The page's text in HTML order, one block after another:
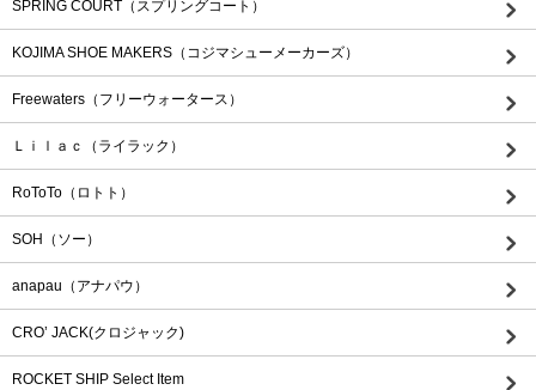
SPRING COURT（スプリングコート）
KOJIMA SHOE MAKERS（コジマシューメーカーズ）
Freewaters（フリーウォータース）
Ｌｉｌａｃ（ライラック）
RoToTo（ロトト）
SOH（ソー）
anapau（アナパウ）
CRO’ JACK(クロジャック)
ROCKET SHIP Select Item